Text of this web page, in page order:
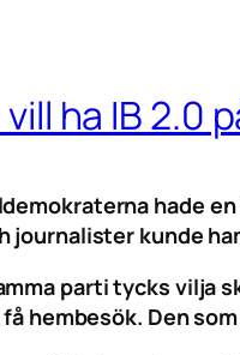
ha IB 2.0
hade
journalister kunde
parti tycks vilja
hembesök. Den